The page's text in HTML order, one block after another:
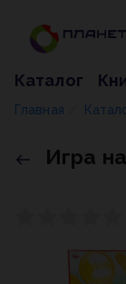
Каталог
Главная
Игра